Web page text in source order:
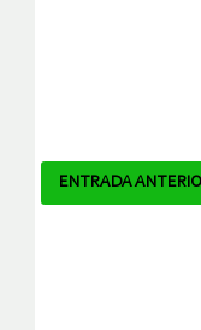
ENTRADA